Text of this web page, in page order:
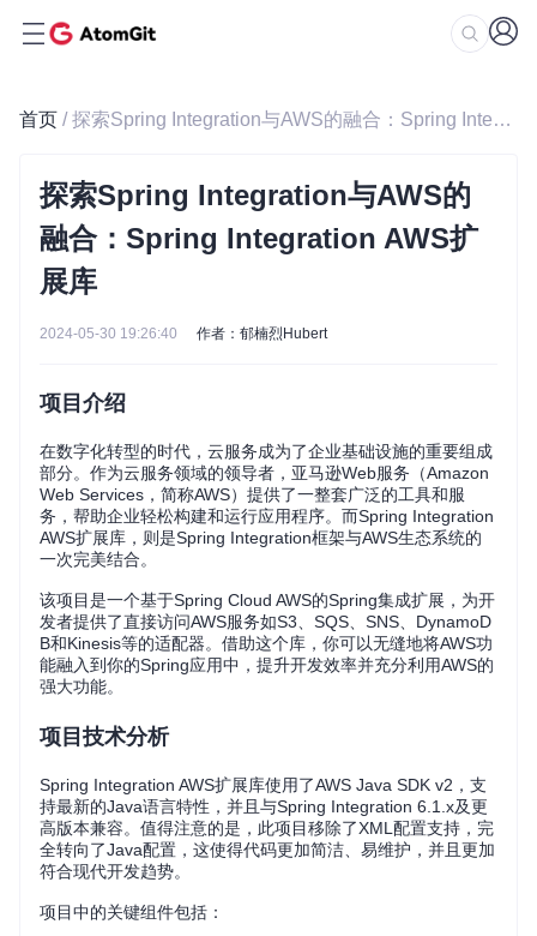
首页 / 探索Spring Integration与AWS的融合：Spring Integration AWS扩展库
探索Spring Integration与AWS的
融合：Spring Integration AWS扩
展库
2024-05-30 19:26:40 作者：郁楠烈Hubert
项目介绍
在数字化转型的时代，云服务成为了企业基础设施的重要组成
部分。作为云服务领域的领导者，亚马逊Web服务（Amazon
Web Services，简称AWS）提供了一整套广泛的工具和服
务，帮助企业轻松构建和运行应用程序。而Spring Integration
AWS扩展库，则是Spring Integration框架与AWS生态系统的
一次完美结合。
该项目是一个基于Spring Cloud AWS的Spring集成扩展，为开
发者提供了直接访问AWS服务如S3、SQS、SNS、DynamoD
B和Kinesis等的适配器。借助这个库，你可以无缝地将AWS功
能融入到你的Spring应用中，提升开发效率并充分利用AWS的
强大功能。
项目技术分析
Spring Integration AWS扩展库使用了AWS Java SDK v2，支
持最新的Java语言特性，并且与Spring Integration 6.1.x及更
高版本兼容。值得注意的是，此项目移除了XML配置支持，完
全转向了Java配置，这使得代码更加简洁、易维护，并且更加
符合现代开发趋势。
项目中的关键组件包括：